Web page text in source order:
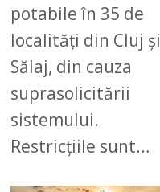
potabile în 35 de
localități din Cluj și
Sălaj, din cauza
suprasolicitării
sistemului.
Restricțiile sunt…